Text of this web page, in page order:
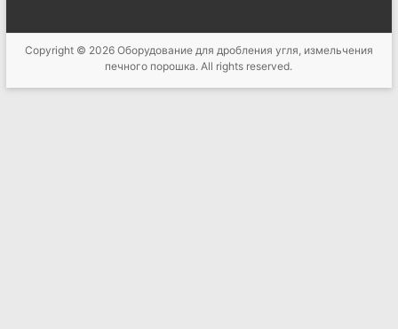
Copyright © 2026 Оборудование для дробления угля, измельчения
печного порошка. All rights reserved.